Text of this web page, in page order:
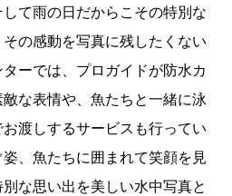
て雨の日だからこその特別な
の感動を写真に残したくない
ーでは、プロガイドが防水カ
な表情や、魚たちと一緒に泳
渡しするサービスも行ってい
、魚たちに囲まれて笑顔を見
な思い出を美しい水中写真と